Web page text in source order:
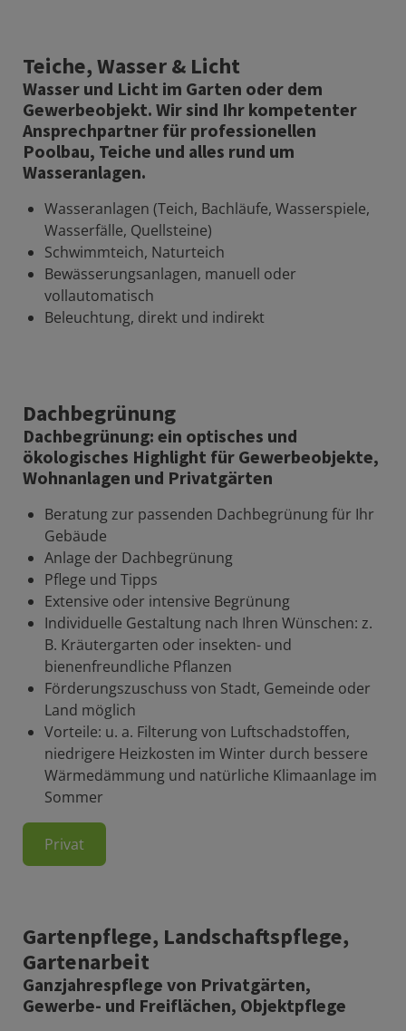
Teiche, Wasser & Licht
Wasser und Licht im Garten oder dem
Gewerbeobjekt. Wir sind Ihr kompetenter
Ansprechpartner für professionellen
Poolbau, Teiche und alles rund um
Wasseranlagen.
Wasseranlagen (Teich, Bachläufe, Wasserspiele,
Wasserfälle, Quellsteine)
Schwimmteich, Naturteich
Bewässerungsanlagen, manuell oder
vollautomatisch
Beleuchtung, direkt und indirekt
Dachbegrünung
Dachbegrünung: ein optisches und
ökologisches Highlight für Gewerbeobjekte,
Wohnanlagen und Privatgärten
Beratung zur passenden Dachbegrünung für Ihr
Gebäude
Anlage der Dachbegrünung
Pflege und Tipps
Extensive oder intensive Begrünung
Individuelle Gestaltung nach Ihren Wünschen: z.
B. Kräutergarten oder insekten- und
bienenfreundliche Pflanzen
Förderungszuschuss von Stadt, Gemeinde oder
Land möglich
Vorteile: u. a. Filterung von Luftschadstoffen,
niedrigere Heizkosten im Winter durch bessere
Wärmedämmung und natürliche Klimaanlage im
Sommer
Privat
Gartenpflege, Landschaftspflege,
Gartenarbeit
Ganzjahrespflege von Privatgärten,
Gewerbe- und Freiflächen, Objektpflege